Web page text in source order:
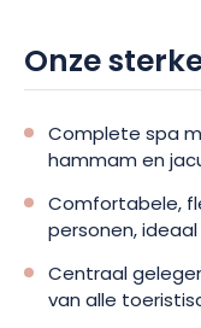
Onze
Complete spa
hammam en
Comfortabele,
personen,
Centraal
van alle